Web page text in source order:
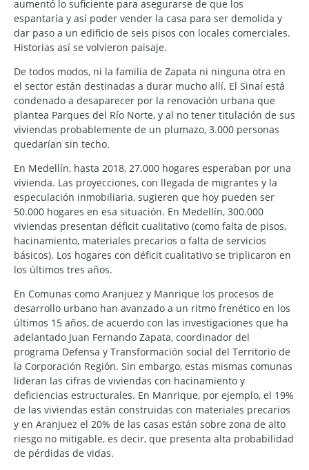
aumentó lo suficiente para asegurarse de que los
espantaría y así poder vender la casa para ser demolida y
dar paso a un edificio de seis pisos con locales comerciales.
Historias así se volvieron paisaje.
De todos modos, ni la familia de Zapata ni ninguna otra en
el sector están destinadas a durar mucho allí. El Sinaí está
condenado a desaparecer por la renovación urbana que
plantea Parques del Río Norte, y al no tener titulación de sus
viviendas probablemente de un plumazo, 3.000 personas
quedarían sin techo.
En Medellín, hasta 2018, 27.000 hogares esperaban por una
vivienda. Las proyecciones, con llegada de migrantes y la
especulación inmobiliaria, sugieren que hoy pueden ser
50.000 hogares en esa situación. En Medellín, 300.000
viviendas presentan déficit cualitativo (como falta de pisos,
hacinamiento, materiales precarios o falta de servicios
básicos). Los hogares con déficit cualitativo se triplicaron en
los últimos tres años.
En Comunas como Aranjuez y Manrique los procesos de
desarrollo urbano han avanzado a un ritmo frenético en los
últimos 15 años, de acuerdo con las investigaciones que ha
adelantado Juan Fernando Zapata, coordinador del
programa Defensa y Transformación social del Territorio de
la Corporación Región. Sin embargo, estas mismas comunas
lideran las cifras de viviendas con hacinamiento y
deficiencias estructurales. En Manrique, por ejemplo, el 19%
de las viviendas están construidas con materiales precarios
y en Aranjuez el 20% de las casas están sobre zona de alto
riesgo no mitigable, es decir, que presenta alta probabilidad
de pérdidas de vidas.